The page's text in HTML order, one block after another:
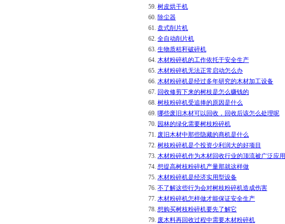
59. 树皮烘干机
60. 除尘器
61. 盘式削片机
62. 全自动削片机
63. 生物质秸秆破碎机
64. 木材粉碎机的工作依托于安全生产
65. 木材粉碎机无法正常启动怎么办
66. 木材粉碎机是经过多年研究的木材加工设备
67. 回收修剪下来的树枝是怎么赚钱的
68. 树枝粉碎机受追捧的原因是什么
69. 哪些废旧木材可以回收，回收后该怎么处理呢
70. 园林的绿化需要树枝粉碎机
71. 废旧木材中那些隐藏的商机是什么
72. 树枝粉碎机是个投资少利润大的好项目
73. 木材粉碎机作为木材回收行业的顶流被广泛应用
74. 想提高树枝粉碎机产量那就这样做
75. 木材粉碎机是经济实用型设备
76. 不了解这些行为会对树枝粉碎机造成伤害
77. 木材粉碎机怎样做才能保证安全生产
78. 想购买树枝粉碎机要先了解它
79. 废木料再回收过程中需要木材粉碎机